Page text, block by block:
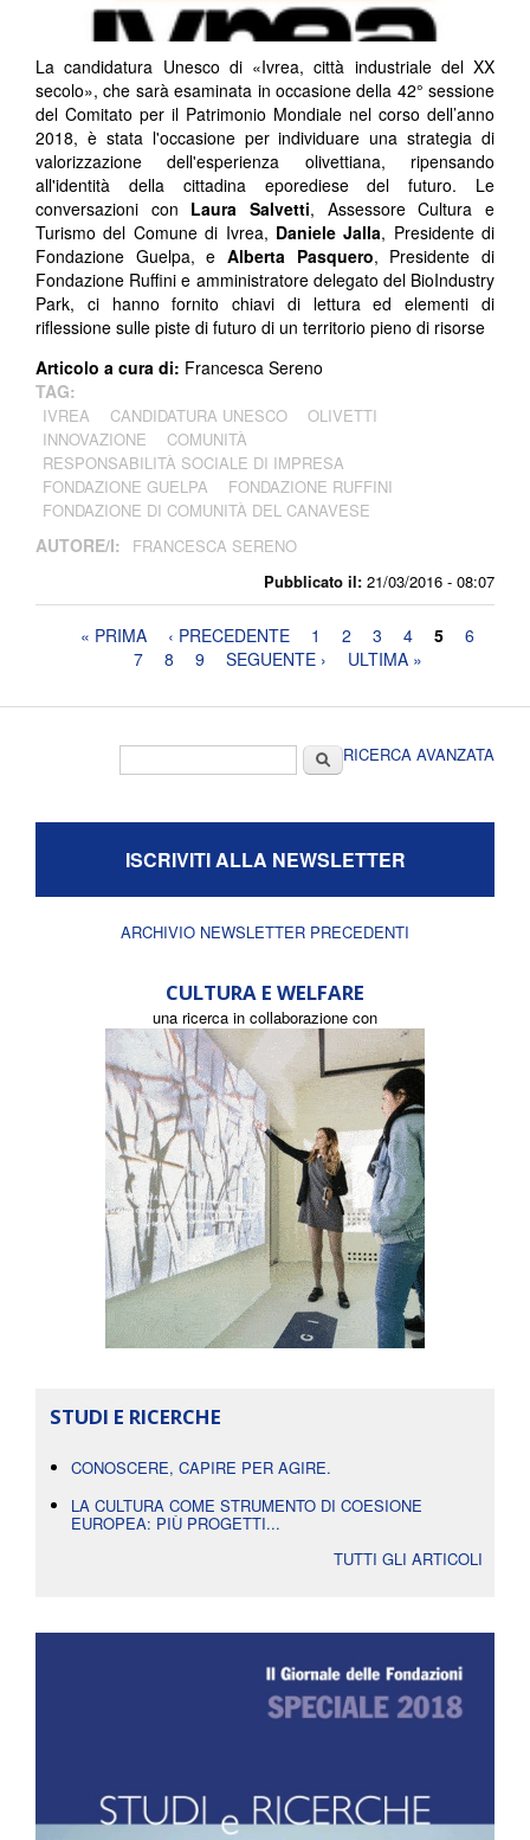
Pubblicato il: 21/03/2016 - 08:07
La candidatura Unesco di «Ivrea, città industriale del XX
secolo», che sarà esaminata in occasione della 42° sessione
del Comitato per il Patrimonio Mondiale nel corso dell’anno
2018, è stata l'occasione per individuare una strategia di
valorizzazione dell'esperienza olivettiana, ripensando
all'identità della cittadina eporediese del futuro. Le
conversazioni con Laura Salvetti, Assessore Cultura e
Turismo del Comune di Ivrea, Daniele Jalla, Presidente di
Fondazione Guelpa, e Alberta Pasquero, Presidente di
Fondazione Ruffini e amministratore delegato del BioIndustry
Park, ci hanno fornito chiavi di lettura ed elementi di
riflessione sulle piste di futuro di un territorio pieno di risorse
Articolo a cura di: Francesca Sereno
TAG:
IVREA CANDIDATURA UNESCO
OLIVETTI
INNOVAZIONE
COMUNITÀ
RESPONSABILITÀ SOCIALE DI IMPRESA
FONDAZIONE GUELPA
FONDAZIONE RUFFINI
FONDAZIONE DI COMUNITÀ DEL CANAVESE
AUTORE/I: FRANCESCA SERENO
Pagine« PRIMA ‹ PRECEDENTE 1 2 3 4 5
6
7
8 9 SEGUENTE › ULTIMA »
CercaRICERCA AVANZATA
ISCRIVITI ALLA NEWSLETTER
ARCHIVIO NEWSLETTER PRECEDENTI
CULTURA E WELFARE
una ricerca in collaborazione con
STUDI E RICERCHE
CONOSCERE, CAPIRE PER AGIRE.
LA CULTURA COME STRUMENTO DI COESIONE
EUROPEA: PIÙ PROGETTI...
TUTTI GLI ARTICOLI